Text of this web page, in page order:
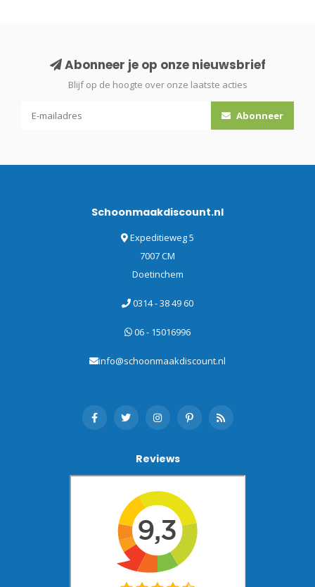
Abonneer je op onze nieuwsbrief
Blijf op de hoogte over onze laatste acties
Abonneer
Schoonmaakdiscount.nl
Expeditieweg 5
7007 CM
Doetinchem
0314 - 38 49 60
06 - 15016996
info@schoonmaakdiscount.nl
Reviews